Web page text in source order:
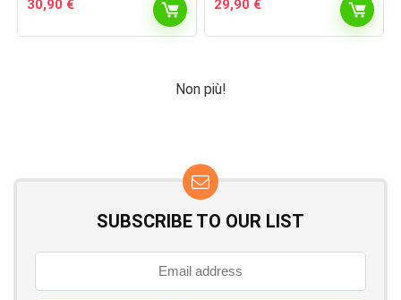
30,90 € 29,90 €
Non più!
SUBSCRIBE TO OUR LIST